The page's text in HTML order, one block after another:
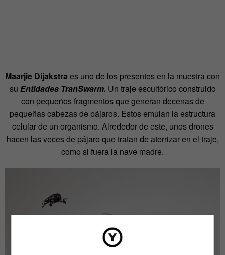
Maarjie Dijakstra es uno de los presentes en la muestra con
su Entidades TranSwarm. Un traje escultórico construido
con pequeños fragmentos que generan decenas de
pequeñas cabezas de pájaros. Estos emulan la estructura
celular de un organismo. Alrededor de este, unos drones
hacen las veces de pájaro que tratan de aterrizar en el traje,
como si fuera la nave madre.